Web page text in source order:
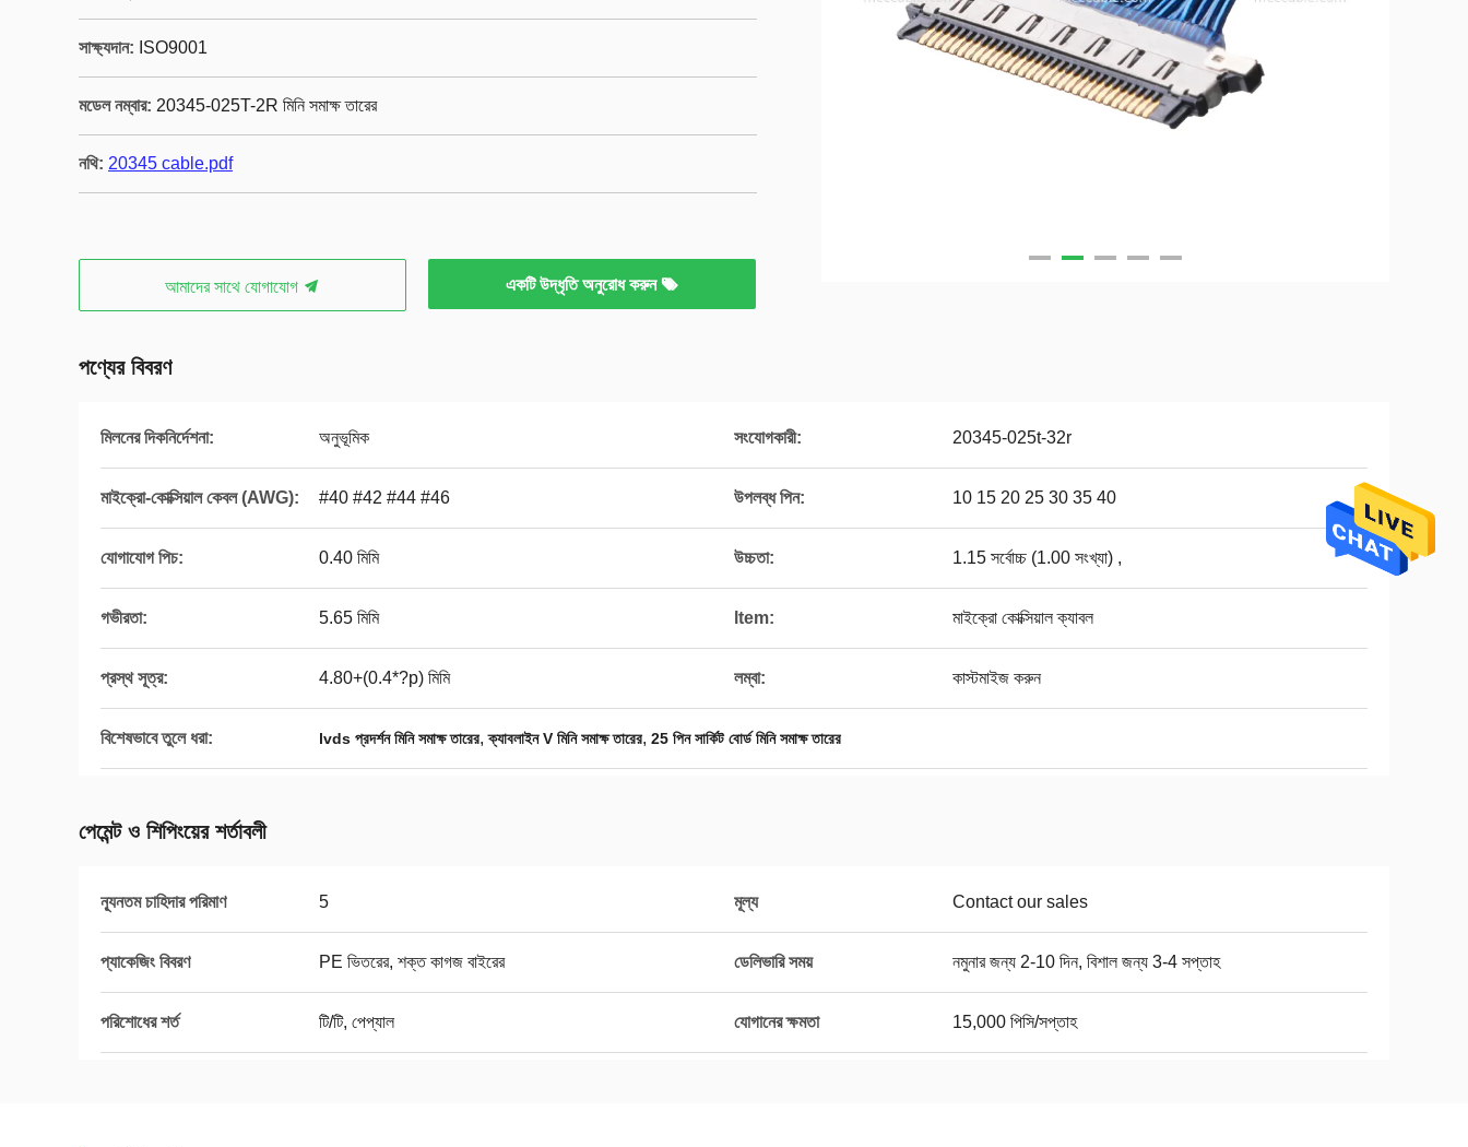
সাক্ষ্যদান: ISO9001
মডেল নম্বার: 20345-025T-2R মিনি সমাক্ষ তারের
নথি: 20345 cable.pdf
আমাদের সাথে যোগাযোগ একটি উদ্ধৃতি অনুরোধ করুন
পণ্যের বিবরণ
মিলনের দিকনির্দেশনা: অনুভূমিক সংযোগকারী: 20345-025t-32r
মাইক্রো-কোক্সিয়াল কেবল (AWG): #40 #42 #44 #46 উপলব্ধ পিন: 10 15 20 25 30 35 40
যোগাযোগ পিচ: 0.40 মিমি উচ্চতা: 1.15 সর্বোচ্চ (1.00 সংখ্যা) ,
গভীরতা: 5.65 মিমি ltem: মাইক্রো কোক্সিয়াল ক্যাবল
প্রস্থ সূত্র: 4.80+(0.4*?p) মিমি লম্বা: কাস্টমাইজ করুন
বিশেষভাবে তুলে ধরা: lvds প্রদর্শন মিনি সমাক্ষ তারের,ক্যাবলাইন V মিনি সমাক্ষ তারের, 25 পিন সার্কিট বোর্ড মিনি সমাক্ষ তারের
পেমেন্ট ও শিপিংয়ের শর্তাবলী
ন্যূনতম চাহিদার পরিমাণ 5 মূল্য Contact our sales
প্যাকেজিং বিবরণ PE ভিতরের, শক্ত কাগজ বাইরের ডেলিভারি সময় নমুনার জন্য 2-10 দিন, বিশাল জন্য 3-4 সপ্তাহ
পরিশোধের শর্ত টি/টি, পেপ্যাল যোগানের ক্ষমতা 15,000 পিসি/সপ্তাহ